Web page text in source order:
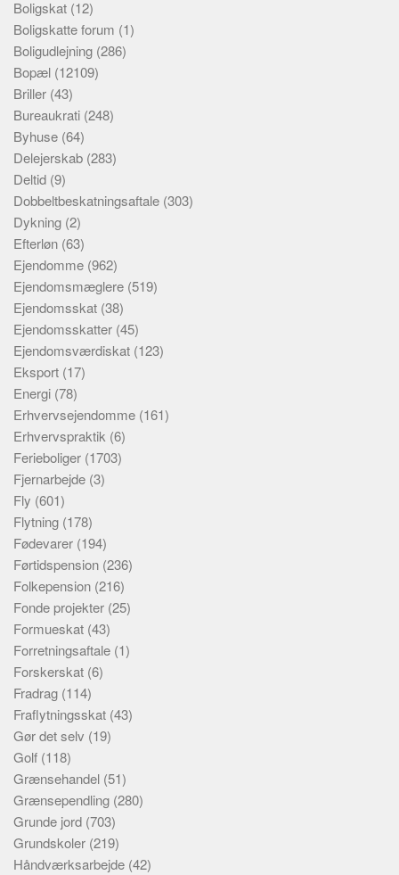
Boligskat (12)
Boligskatte forum (1)
Boligudlejning (286)
Bopæl (12109)
Briller (43)
Bureaukrati (248)
Byhuse (64)
Delejerskab (283)
Deltid (9)
Dobbeltbeskatningsaftale (303)
Dykning (2)
Efterløn (63)
Ejendomme (962)
Ejendomsmæglere (519)
Ejendomsskat (38)
Ejendomsskatter (45)
Ejendomsværdiskat (123)
Eksport (17)
Energi (78)
Erhvervsejendomme (161)
Erhvervspraktik (6)
Ferieboliger (1703)
Fjernarbejde (3)
Fly (601)
Flytning (178)
Fødevarer (194)
Førtidspension (236)
Folkepension (216)
Fonde projekter (25)
Formueskat (43)
Forretningsaftale (1)
Forskerskat (6)
Fradrag (114)
Fraflytningsskat (43)
Gør det selv (19)
Golf (118)
Grænsehandel (51)
Grænsependling (280)
Grunde jord (703)
Grundskoler (219)
Håndværksarbejde (42)